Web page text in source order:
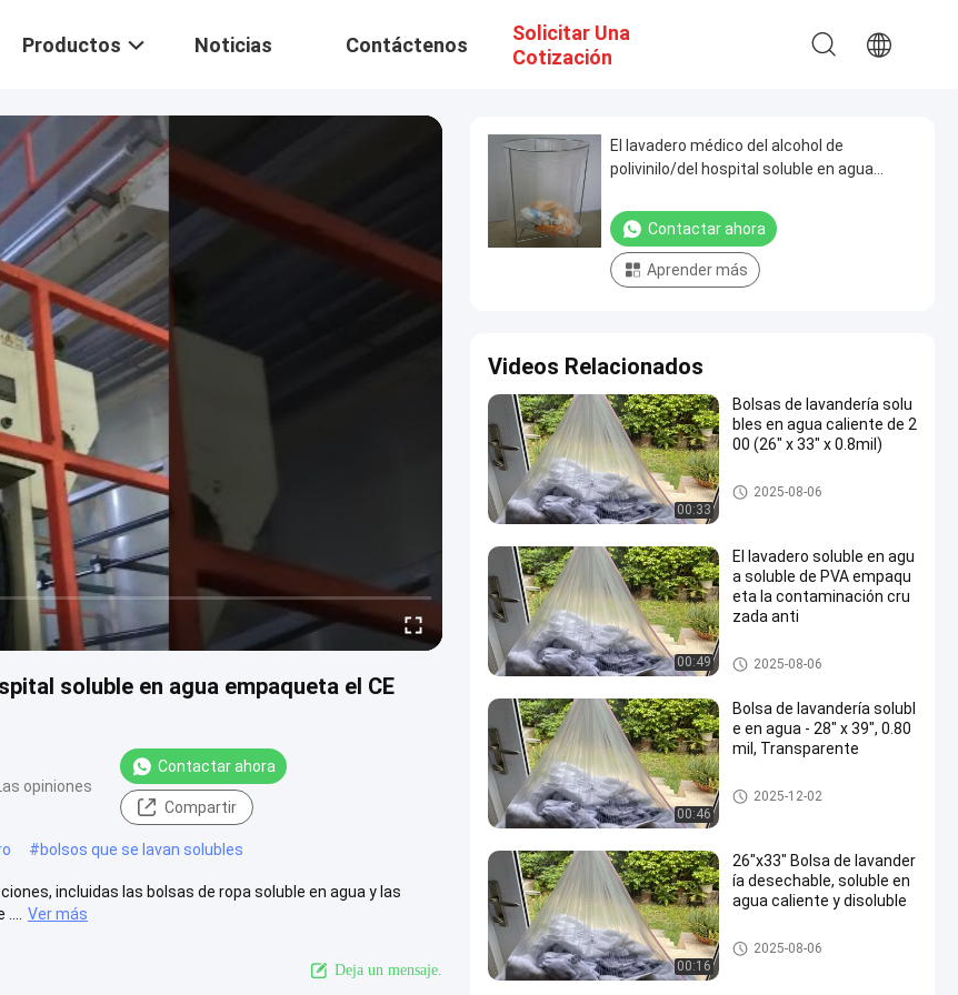
Productos Noticias Contáctenos
Solicitar Una
Cotización
soluble en agua empaqueta el CE
opiniones
Contactar ahora
Compartir
#bolsos que se lavan solubles
incluidas las bolsas de ropa soluble en agua y las
Ver más
Deja un mensaje.
El lavadero médico del alcohol de
polivinilo/del hospital soluble en agua
Contactar ahora
Aprender más
Videos Relacionados
00:33
Bolsas de lavandería solu
bles en agua caliente de 2
00 (26" x 33" x 0.8mil)
bolsos solubles en agua del la
vadero
2025-08-06
00:49
El lavadero soluble en agu
a soluble de PVA empaqu
eta la contaminación cru
zada anti
bolsos solubles en agua del la
vadero
2025-08-06
00:46
Bolsa de lavandería solubl
e en agua - 28" x 39", 0.80
mil, Transparente
bolsos solubles en agua del la
vadero
2025-12-02
00:16
26"x33" Bolsa de lavander
ía desechable, soluble en
agua caliente y disoluble
bolsos solubles en agua del la
vadero
2025-08-06